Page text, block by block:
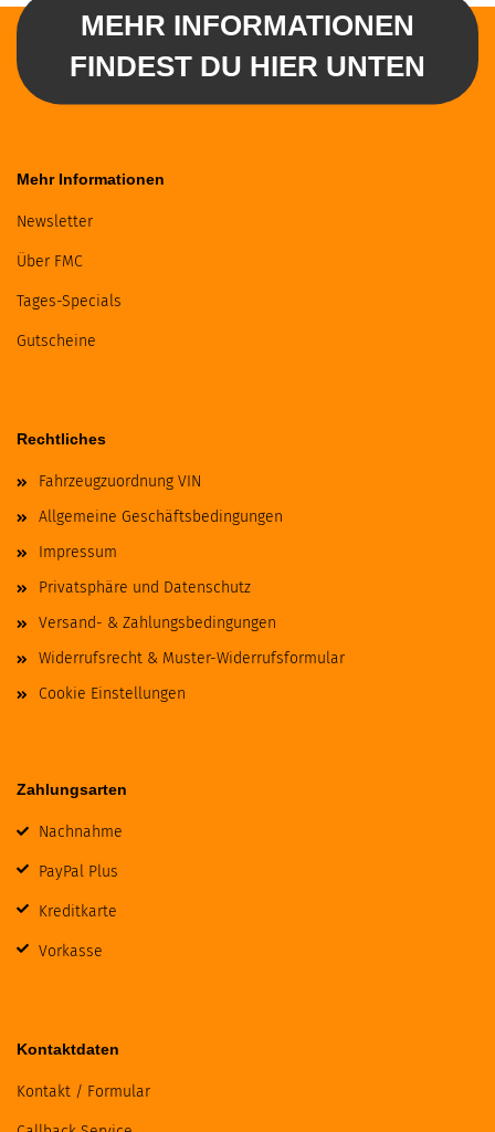
MEHR INFORMATIONEN
FINDEST DU HIER UNTEN
Mehr Informationen
Newsletter
Über FMC
Tages-Specials
Gutscheine
Rechtliches
Fahrzeugzuordnung VIN
Allgemeine Geschäftsbedingungen
Impressum
Privatsphäre und Datenschutz
Versand- & Zahlungsbedingungen
Widerrufsrecht & Muster-Widerrufsformular
Cookie Einstellungen
Zahlungsarten
Nachnahme
PayPal Plus
Kreditkarte
Vorkasse
Kontaktdaten
Kontakt / Formular